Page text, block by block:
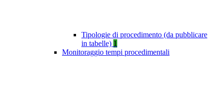
Tipologie di procedimento (da pubblicare
in tabelle) 1
Monitoraggio tempi procedimentali